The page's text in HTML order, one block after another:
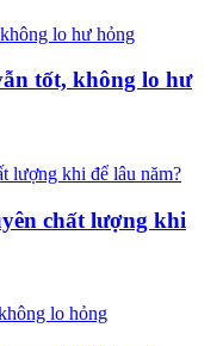
tốt, không lo hư
chất lượng khi